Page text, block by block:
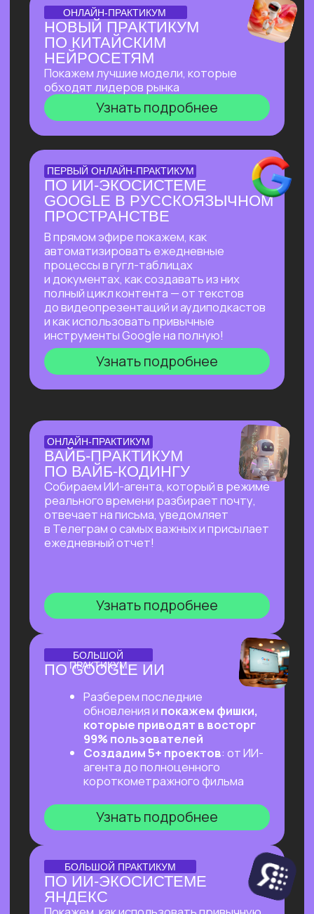
БОЛЬШОЙ ПРАКТИКУМ
ИИ-ВСЕЛЕННАЯ 2026
Большой практикум, в котором
мы собрали лучшие на сегодня ИИ-
инструменты, методы их применения
и связки!
БОЛЬШОЙ ПРАКТИКУМ
ГИГАЧАТ
В прямом эфире покажем всю мощь
самой удобной и широкой
по функционалу российской нейросети!
Будет много практики: сделаем ретушь
фотографий, создадим презентацию
с функционалом, у которого нет
аналогов даже в иностранных
нейросетях, соберем майндкарты для
учебы, создадим аудиоподкаст
на основе текста и многое другое!
Узнать подробнее
БОЛЬШОЙ ПРАКТИКУМ
ПО СОЗДАНИЮ
инструменты по созданию презентаций
и инфографики: без долгой верстки,
сложных программ и навыков в дизайне!
Узнать подробнее
БОЛЬШОЙ ПРАКТИКУМ
ПО ИИ-АГЕНТУ
PERPLEXITY COMPUTER
Узнать подробнее
ОНЛАЙН-ПРАКТИКУМ
ПЕРВЫЙ ПРАКТИКУМ
НА CLAUDE CODE ДЛЯ
ВСЕХ, КТО «НЕ ТЕХНАРЬ»
Обещаем: за 2 часа переведем тебя
из точки «Это точно не для меня»
в точку «Я тоже могу вайб-кодить!»
Узнать подробнее
ОНЛАЙН-ПРАКТИКУМ
ПОДРАБОТКА НА ИИ
ДЛЯ КАЖДОГО
Разберем, на каких задачах можно
выстроить стабильную подработку
инструментов и все это:
✔ Без технического бэкграунда
✔ Без смены профессии и опыта
во фрилансе
✔ Даже если есть всего 2 часа в день